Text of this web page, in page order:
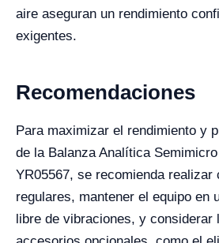
aire aseguran un rendimiento
exigentes.
Recomendaciones
Para maximizar el rendimiento y
de la Balanza Analítica
YR05567, se recomienda realizar
regulares, mantener el equipo en
libre de vibraciones, y considerar